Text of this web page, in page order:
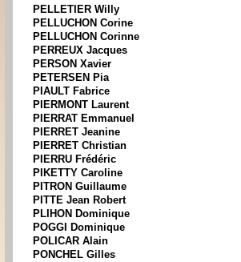
PELLETIER Willy
PELLUCHON Corine
PELLUCHON Corinne
PERREUX Jacques
PERSON Xavier
PETERSEN Pia
PIAULT Fabrice
PIERMONT Laurent
PIERRAT Emmanuel
PIERRET Jeanine
PIERRET Christian
PIERRU Frédéric
PIKETTY Caroline
PITRON Guillaume
PITTE Jean Robert
PLIHON Dominique
POGGI Dominique
POLICAR Alain
PONCHEL Gilles